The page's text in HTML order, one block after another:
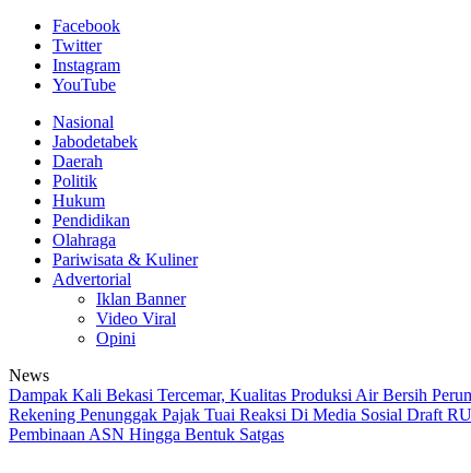
Facebook
Twitter
Instagram
YouTube
Nasional
Jabodetabek
Daerah
Politik
Hukum
Pendidikan
Olahraga
Pariwisata & Kuliner
Advertorial
Iklan Banner
Video Viral
Opini
News
Dampak Kali Bekasi Tercemar, Kualitas Produksi Air Bersih
Rekening Penunggak Pajak Tuai Reaksi Di Media Sosial Draft
Pembinaan ASN Hingga Bentuk Satgas